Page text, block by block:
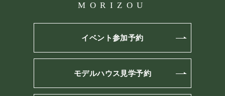
MORIZOU
イベント参加予約
モデルハウス見学予約